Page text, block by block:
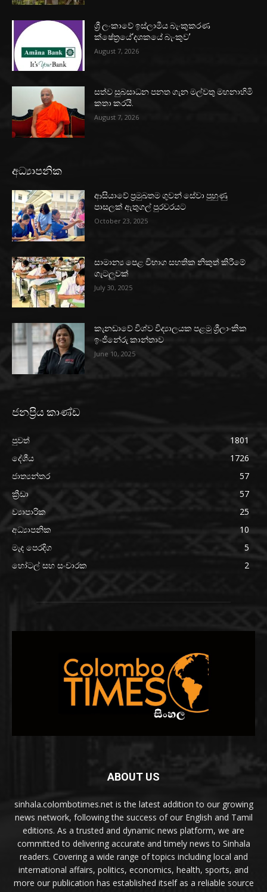
ශ්‍රී ලංකාවේ ඉස්ලාමීය බැංකුකරණ
ක්ෂේත්‍රයේ‘දශකයේ බැංකුව’
August 7, 2026
සත්ව සුබසාධන පනත ගැන මල්වතු මහනාහිමි
කතා කරයි.
August 7, 2026
අධ්‍යාපනික
ආසියාවේ ප්‍රමුඛතම ගුවන් සේවා පුහුණු
පාසලක් ඇතුගල් පුරවරයට
October 23, 2025
සාමාන්‍ය පෙළ විභාග සහතික නිකුත් කිරීමේ
ගැටලුවක්
July 30, 2025
කැනඩාවේ විශ්ව විද්‍යාලයක පළමු ශ්‍රීලාංකික
ඉංජිනේරු කාන්තාව
June 10, 2025
ජනප්‍රිය කාණ්ඩ
පුවත්
1801
දේශීය
1726
ජාත්‍යන්තර
57
ක්‍රීඩා
57
ව්‍යාපාරික
25
අධ්‍යාපනික
10
මැද පෙරදිග
5
හෝටල් සහ සංචාරක
2
ABOUT US
sinhala.colombotimes.net is the latest addition to our growing
news network, following the success of our English and Tamil
editions. As a trusted and dynamic news platform, we are
committed to delivering accurate and timely news to Sinhala
readers. Covering a wide range of topics including local and
international affairs, politics, economics, health, sports, and
more our publication has established itself as a reliable source